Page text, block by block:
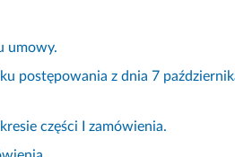
umowy.
postępowania z dnia 7
części I zamówienia.